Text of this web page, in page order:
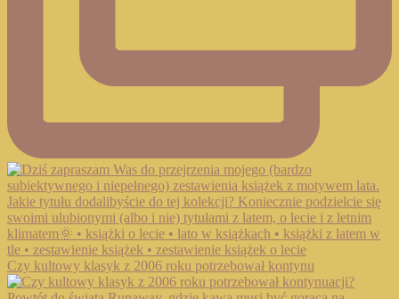
Czy kultowy klasyk z 2006 roku potrzebował kontynu